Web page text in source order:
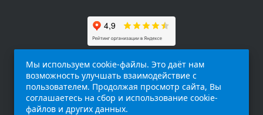
Мы используем cookie-файлы. Это даёт нам
возможность улучшать взаимодействие с
пользователем. Продолжая просмотр сайта, Вы
соглашаетесь на сбор и использование cookie-
файлов и других данных.